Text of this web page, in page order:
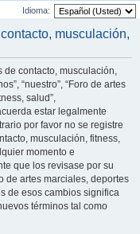
u
Idioma:
musculación,
de contacto, musculación,
“nuestro”, “Foro de artes
salud”,
estar legalmente
por favor no se registre
musculación, fitness,
momento e
que los revisase por su
de artes marciales, deportes
de esos cambios significa
términos tal como